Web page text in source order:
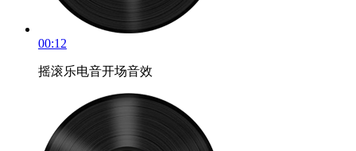
00:12
摇滚乐电音开场音效